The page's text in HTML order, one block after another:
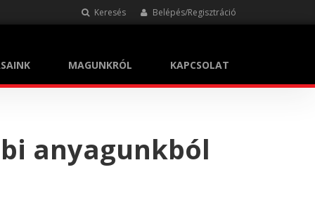
Keresés Belépés/Regisztráció
MAGUNKRÓL KAPCSOLAT
anyagunkból